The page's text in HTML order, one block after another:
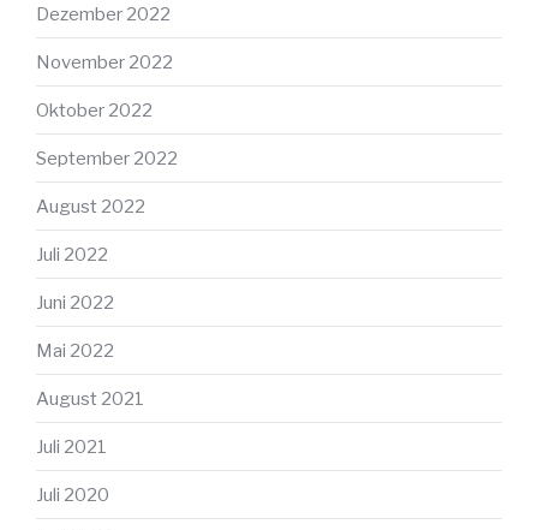
Dezember 2022
November 2022
Oktober 2022
September 2022
August 2022
Juli 2022
Juni 2022
Mai 2022
August 2021
Juli 2021
Juli 2020